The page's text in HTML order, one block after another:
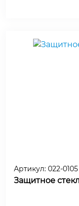
Артикул: 022-0105
Защитное